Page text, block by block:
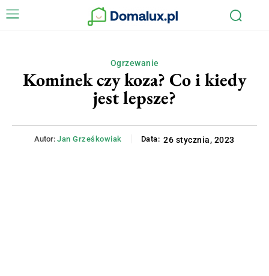
Ogrzewanie
Kominek czy koza? Co i kiedy
jest lepsze?
Autor: Jan Grześkowiak Data: 26 stycznia, 2023